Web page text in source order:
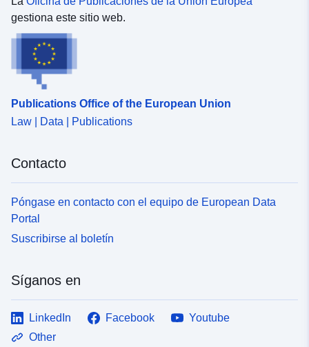
gestiona este sitio web.
Publications Office of the European Union
Law | Data | Publications
Contacto
Póngase en contacto con el equipo de European Data
Portal
Suscribirse al boletín
Síganos en
LinkedIn Facebook
Youtube
Other